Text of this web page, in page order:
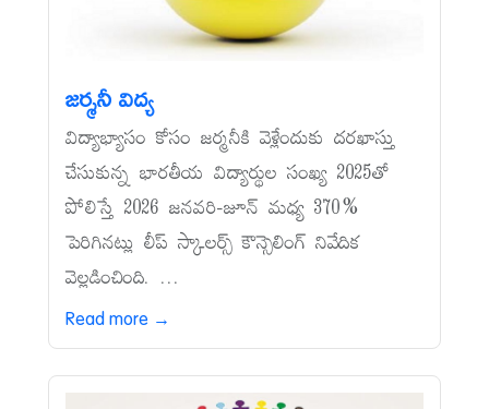
జర్మనీ విద్య
విద్యాభ్యాసం కోసం జర్మనీకి వెళ్లేందుకు దరఖాస్తు
చేసుకున్న భారతీయ విద్యార్థుల సంఖ్య 2025తో
పోలిస్తే 2026 జనవరి-జూన్‌ మధ్య 370%
పెరిగినట్లు లీప్‌ స్కాలర్స్‌ కౌన్సెలింగ్‌ నివేదిక
వెల్లడించింది. ...
Read more →